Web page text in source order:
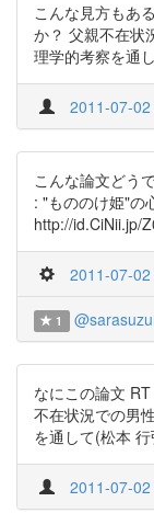
こんな見方もあ
か？ 父親不在状
理学的考察を通
2011-07-
こんな論文どう
: "もののけ姫"の
http://id.CiNii.jp/
2011-07-
1
なにこの論文
不在状況での男
を通して(松本
2011-07-